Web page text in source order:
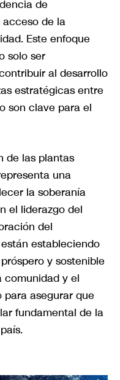
de
de la
Este enfoque
solo ser
al desarrollo
estratégicas entre
son clave para el
de las plantas
una
la soberanía
el liderazgo del
del
estableciendo
y sostenible
comunidad y el
asegurar que
fundamental de la